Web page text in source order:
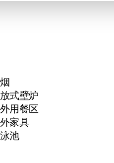
式壁炉
用餐区
家具
池